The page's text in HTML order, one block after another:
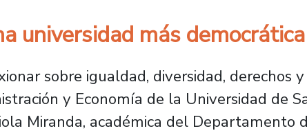
universidad más
sobre igualdad, diversidad, derechos y
y Economía de la Universidad de
Miranda, académica del Departamento